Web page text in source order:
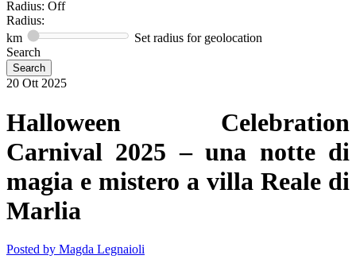
Radius: Off
Radius:
km
Set radius for geolocation
Search
20 Ott2025
Halloween Celebration
Carnival 2025 – una notte di
magia e mistero a villa Reale di
Marlia
Posted by Magda Legnaioli